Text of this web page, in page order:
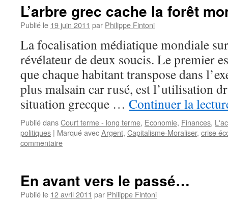
L’arbre grec cache la forêt
Publié le 19 juin 2011 par Philippe Fintoni
La focalisation médiatique mondiale
révélateur de deux soucis. Le premier
que chaque habitant transpose dans
plus malsain car rusé, est l’utilisation
situation grecque … Continuer la
Publié dansCourt terme - long terme, Economie, Finances,
politiques | Marqué avecArgent, Capitalisme-Moraliser, crise
commentaire
En avant vers le passé…
Publié le 12 avril 2011 par Philippe Fintoni